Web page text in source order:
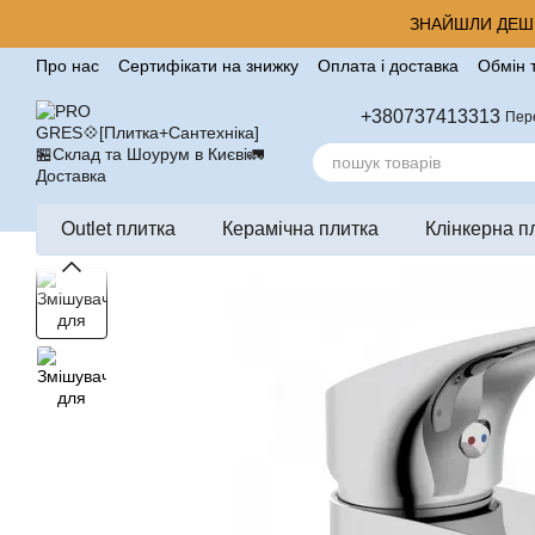
ЗНАЙШЛИ
Про нас Сертифікати на знижку Оплата і доставка
Обмін
+380737413313
Outlet плитка Керамічна плитка Клінкерна